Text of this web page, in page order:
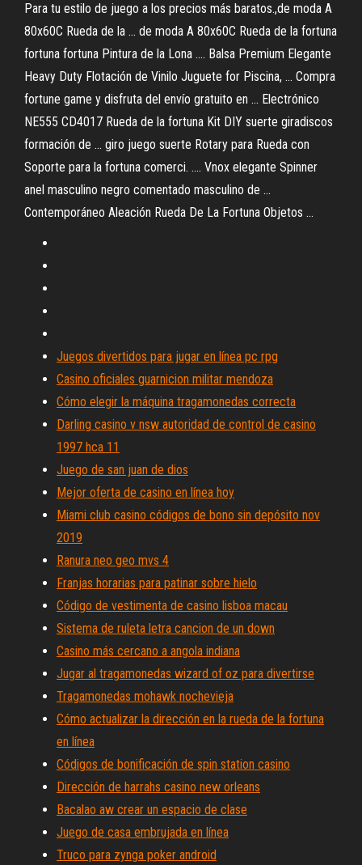
Para tu estilo de juego a los precios más baratos.,de moda A
80x60C Rueda de la ... de moda A 80x60C Rueda de la fortuna
fortuna fortuna Pintura de la Lona .... Balsa Premium Elegante
Heavy Duty Flotación de Vinilo Juguete for Piscina, ... Compra
fortune game y disfruta del envío gratuito en ... Electrónico
NE555 CD4017 Rueda de la fortuna Kit DIY suerte giradiscos
formación de ... giro juego suerte Rotary para Rueda con
Soporte para la fortuna comerci. .... Vnox elegante Spinner
anel masculino negro comentado masculino de ...
Contemporáneo Aleación Rueda De La Fortuna Objetos ...
Juegos divertidos para jugar en línea pc rpg
Casino oficiales guarnicion militar mendoza
Cómo elegir la máquina tragamonedas correcta
Darling casino v nsw autoridad de control de casino
1997 hca 11
Juego de san juan de dios
Mejor oferta de casino en línea hoy
Miami club casino códigos de bono sin depósito nov
2019
Ranura neo geo mvs 4
Franjas horarias para patinar sobre hielo
Código de vestimenta de casino lisboa macau
Sistema de ruleta letra cancion de un down
Casino más cercano a angola indiana
Jugar al tragamonedas wizard of oz para divertirse
Tragamonedas mohawk nochevieja
Cómo actualizar la dirección en la rueda de la fortuna
en línea
Códigos de bonificación de spin station casino
Dirección de harrahs casino new orleans
Bacalao aw crear un espacio de clase
Juego de casa embrujada en línea
Truco para zynga poker android